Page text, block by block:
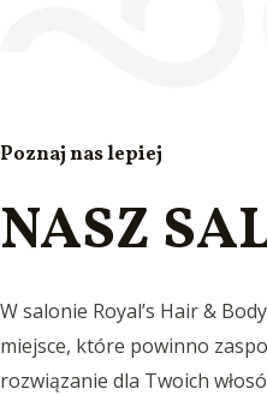
Poznaj nas lepiej
NASZ
W salonie Royal’s Hair &
miejsce, które powinno
rozwiązanie dla Twoich